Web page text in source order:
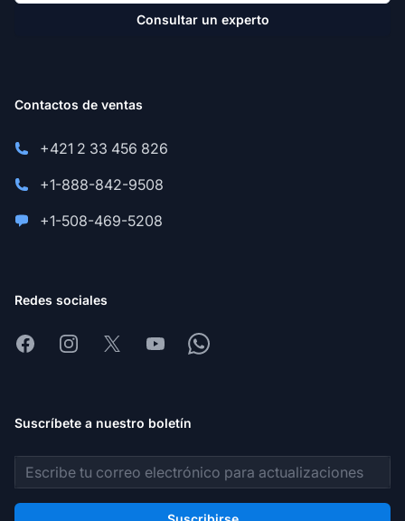
Consultar un experto
Contactos de ventas
+421 2 33 456 826
+1-888-842-9508
+1-508-469-5208
Redes sociales
FacebookInstagram
X YoutubeWhatsapp
Suscríbete a nuestro boletín
Dirección de correo electrónico